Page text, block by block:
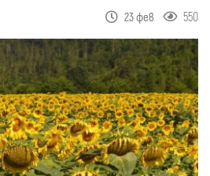
23 фев 550